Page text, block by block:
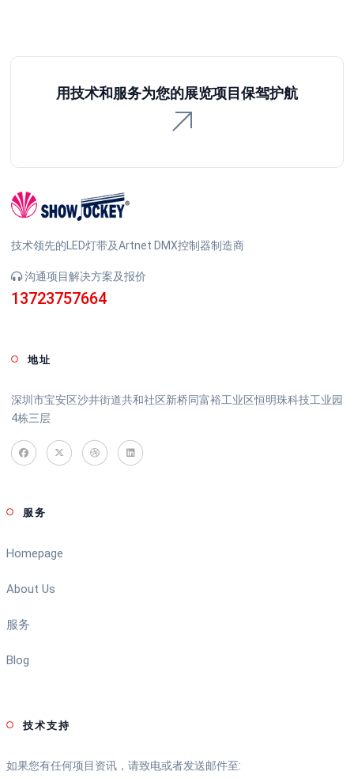
用技术和服务为您的展览项目保驾护航
技术领先的LED灯带及Artnet DMX控制器制造商
沟通项目解决方案及报价
13723757664
地址
深圳市宝安区沙井街道共和社区新桥同富裕工业区恒明珠科技工业园
4栋三层
服务
Homepage
About Us
服务
Blog
技术支持
如果您有任何项目资讯，请致电或者发送邮件至: